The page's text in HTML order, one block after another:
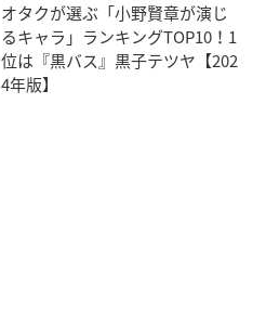
オタクが選ぶ「小野賢章が演じ
るキャラ」ランキングTOP10！1
位は『黒バス』黒子テツヤ【202
4年版】